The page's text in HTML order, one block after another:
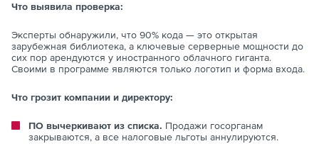
Что выявила проверка:
Эксперты обнаружили, что 90% кода — это открытая
зарубежная библиотека, а ключевые серверные мощности до
сих пор арендуются у иностранного облачного гиганта.
Своими в программе являются только логотип и форма входа.
Что грозит компании и директору:
ПО вычеркивают из списка. Продажи госорганам
закрываются, а все налоговые льготы аннулируются.